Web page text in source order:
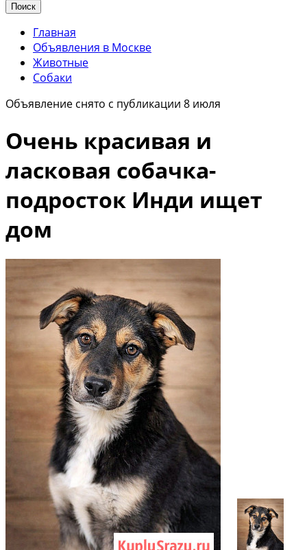
Поиск
Главная
Объявления в Москве
Животные
Собаки
Объявление снято с публикации 8 июля
Очень красивая и
ласковая собачка-
подросток Инди ищет
дом